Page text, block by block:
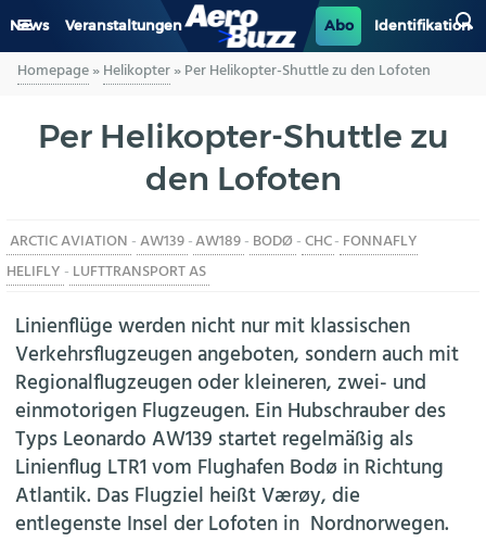
News Veranstaltungen Abo Identifikation
GENERAL AVIATION
BIZAV
MILITÄR
HELIKOPTER
BERUFE
AERO-KULTUR
Homepage»Helikopter»Per Helikopter-Shuttle zu den Lofoten
Per Helikopter-Shuttle zu
den Lofoten
ARCTIC AVIATION -AW139-AW189- BODØ-CHC- FONNAFLY
HELIFLY - LUFTTRANSPORT AS
Linienflüge werden nicht nur mit klassischen
Verkehrsflugzeugen angeboten, sondern auch mit
Regionalflugzeugen oder kleineren, zwei- und
einmotorigen Flugzeugen. Ein Hubschrauber des
Typs Leonardo AW139 startet regelmäßig als
Linienflug LTR1 vom Flughafen Bodø in Richtung
Atlantik. Das Flugziel heißt Værøy, die
entlegenste Insel der Lofoten in Nordnorwegen.